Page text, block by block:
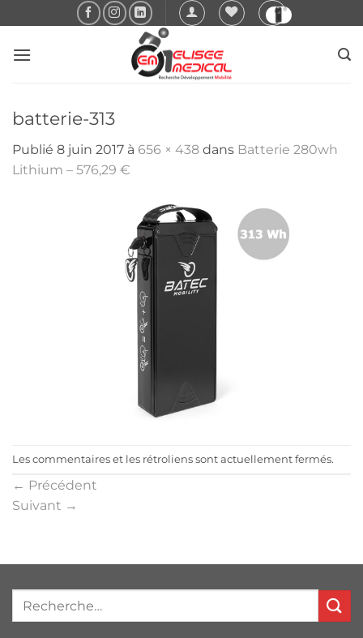
au
contenu
batterie-313
Publié 8 juin 2017 à 656 × 438 dans Batterie 280wh
Lithium – 576,29 €
Les commentaires et les rétroliens sont actuellement fermés.
← Précédent
Suivant →